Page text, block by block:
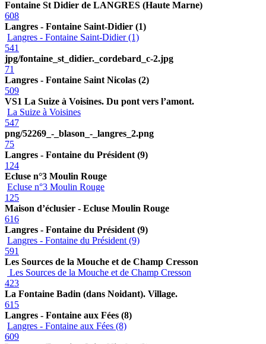
Fontaine St Didier de LANGRES (Haute Marne)
608
Langres - Fontaine Saint-Didier (1)
Langres - Fontaine Saint-Didier (1)
541
jpg/fontaine_st_didier._cordebard_c-2.jpg
71
Langres - Fontaine Saint Nicolas (2)
509
VS1 La Suize à Voisines. Du pont vers l’amont.
La Suize à Voisines
547
png/52269_-_blason_-_langres_2.png
75
Langres - Fontaine du Président (9)
124
Ecluse n°3 Moulin Rouge
Ecluse n°3 Moulin Rouge
125
Maison d’éclusier - Ecluse Moulin Rouge
616
Langres - Fontaine du Président (9)
Langres - Fontaine du Président (9)
591
Les Sources de la Mouche et de Champ Cresson
Les Sources de la Mouche et de Champ Cresson
423
La Fontaine Badin (dans Noidant). Village.
615
Langres - Fontaine aux Fées (8)
Langres - Fontaine aux Fées (8)
609